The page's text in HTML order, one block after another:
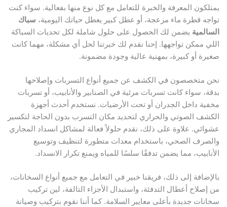
يمتلكون المعرفة والخبرة للتعامل مع كل نوع منها بفعالية. سواء كنت
تواجه قطرة ماء مزعجة، أو عطل كبير يعطل حياتك اليومية، سباك
السالمية يضمن لك الحصول على حلول شاملة لكل تحديات السباكة
اللي ممكن تواجهها. إحنا نقدم لك خبرتنا لحل أي مشكلة، مهما كانت
صغيرة أو كبيرة، بمهنية عالية وجودة مضمونة.
نحن متخصصون في الكشف عن جميع أنواع التسربات وإصلاحها
بدقة، سواء كانت تسربات مرئية في الصنابير والأنابيب، أو تسربات
مخفية داخل الجدران أو تحت الأرضيات. نستخدم أحدث أجهزة
الكشف الصوتي والحراري لتحديد مكان التسرب بدون الحاجة لتكسير
عشوائي. علاوة على ذلك، نقدم حلولاً فعالة لمشاكل انسداد المجاري
والصرف الصحي، باستخدام معدات متطورة لتنظيف وتوسيع
الأنابيب، مما يضمن تدفقًا سلسًا للمياه ويمنع تكرار الانسداد.
بالإضافة إلى ذلك، فريقنا خبير في التعامل مع جميع أنواع السخانات،
من إصلاح أعطال التدفئة، واستبدال الأجزاء التالفة، لين تركيب
سخانات جديدة بأعلى معايير السلامة. كما أننا نقوم بتركيب وصيانة